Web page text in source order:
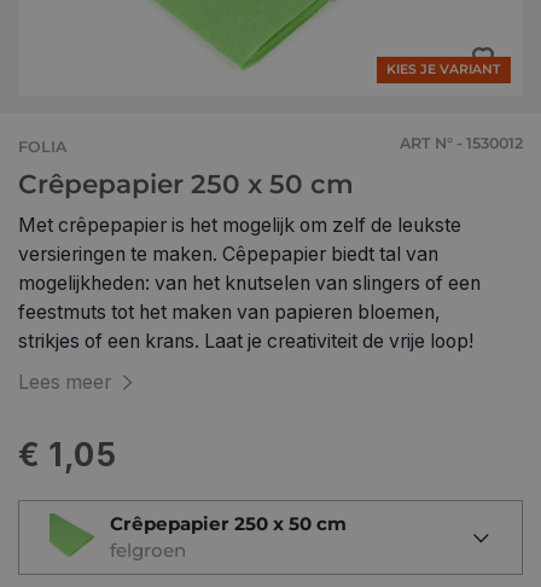
KIES JE VARIANT
FOLIA ART N° - 1530012
Crêpepapier 250 x 50 cm
Met crêpepapier is het mogelijk om zelf de leukste
versieringen te maken. Cêpepapier biedt tal van
mogelijkheden: van het knutselen van slingers of een
feestmuts tot het maken van papieren bloemen,
strikjes of een krans. Laat je creativiteit de vrije loop!
Lees meer
€ 1,05
Crêpepapier 250 x 50 cm
felgroen